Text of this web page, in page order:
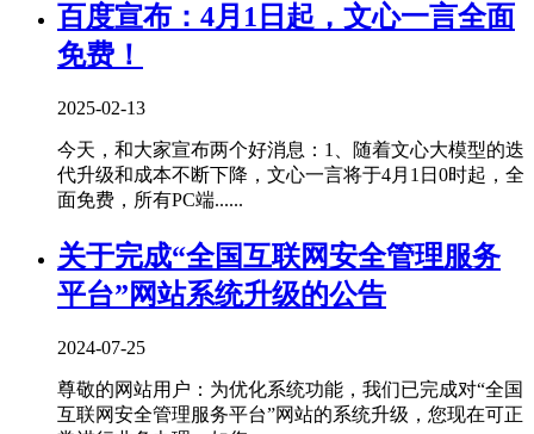
百度宣布：4月1日起，文心一言全面
免费！
2025-02-13
今天，和大家宣布两个好消息：1、随着文心大模型的迭
代升级和成本不断下降，文心一言将于4月1日0时起，全
面免费，所有PC端......
关于完成“全国互联网安全管理服务
平台”网站系统升级的公告
2024-07-25
尊敬的网站用户：为优化系统功能，我们已完成对“全国
互联网安全管理服务平台”网站的系统升级，您现在可正